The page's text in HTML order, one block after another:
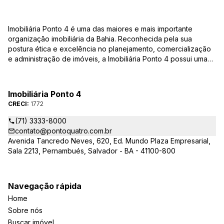
Imobiliária Ponto 4 é uma das maiores e mais importante
organização imobiliária da Bahia. Reconhecida pela sua
postura ética e excelência no planejamento, comercialização
e administração de imóveis, a Imobiliária Ponto 4 possui uma
que você procura, casas, apartamentos, terrenos, salas
comerciais e outros produtos imobiliários.
Imobiliária Ponto 4
CRECI: 1772
(71) 3333-8000
contato@pontoquatro.com.br
Avenida Tancredo Neves, 620, Ed. Mundo Plaza Empresarial,
Sala 2213, Pernambués, Salvador - BA - 41100-800
Navegação rápida
Home
Sobre nós
Buscar imóvel